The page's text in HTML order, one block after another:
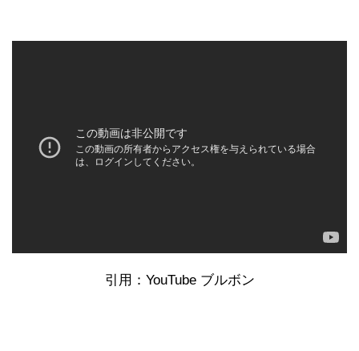
引用：YouTube ブルボン